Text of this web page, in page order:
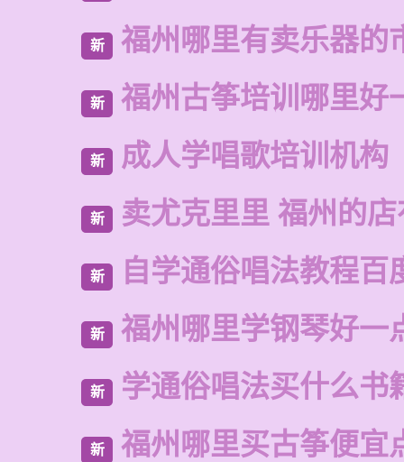
新 福州哪里有卖乐器的
新 福州古筝培训哪里好
新 成人学唱歌培训机构
新 卖尤克里里 福州的
新 自学通俗唱法教程百
新 福州哪里学钢琴好一
新 学通俗唱法买什么书
新 福州哪里买古筝便宜